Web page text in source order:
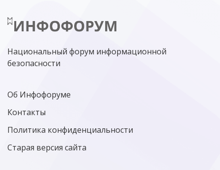
МИНЦИФРЫ РОССИИ NGFW
Национальный форум информационной
безопасности
Об Инфофоруме
Контакты
Политика конфиденциальности
Старая версия сайта